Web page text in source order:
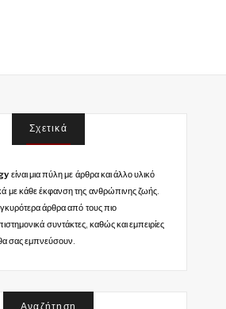
Σχετικά
είναι μια πύλη με άρθρα και άλλο υλικό
με κάθε έκφανση της ανθρώπινης ζωής.
άρθρα από τους πιο
συντάκτες, καθώς και εμπειρίες
σας εμπνεύσουν.
Αναζήτηση